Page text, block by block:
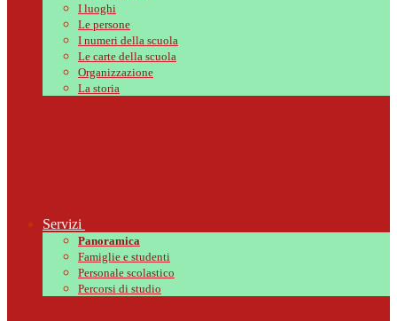
I luoghi
Le persone
I numeri della scuola
Le carte della scuola
Organizzazione
La storia
Servizi
Panoramica
Famiglie e studenti
Personale scolastico
Percorsi di studio